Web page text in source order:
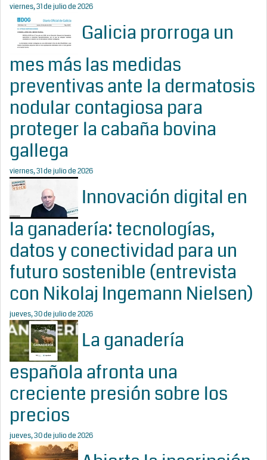
viernes, 31 de julio de 2026
Galicia prorroga un
mes más las medidas
preventivas ante la dermatosis
nodular contagiosa para
proteger la cabaña bovina
gallega
viernes, 31 de julio de 2026
Innovación digital en
la ganadería: tecnologías,
datos y conectividad para un
futuro sostenible (entrevista
con Nikolaj Ingemann Nielsen)
jueves, 30 de julio de 2026
La ganadería
española afronta una
creciente presión sobre los
precios
jueves, 30 de julio de 2026